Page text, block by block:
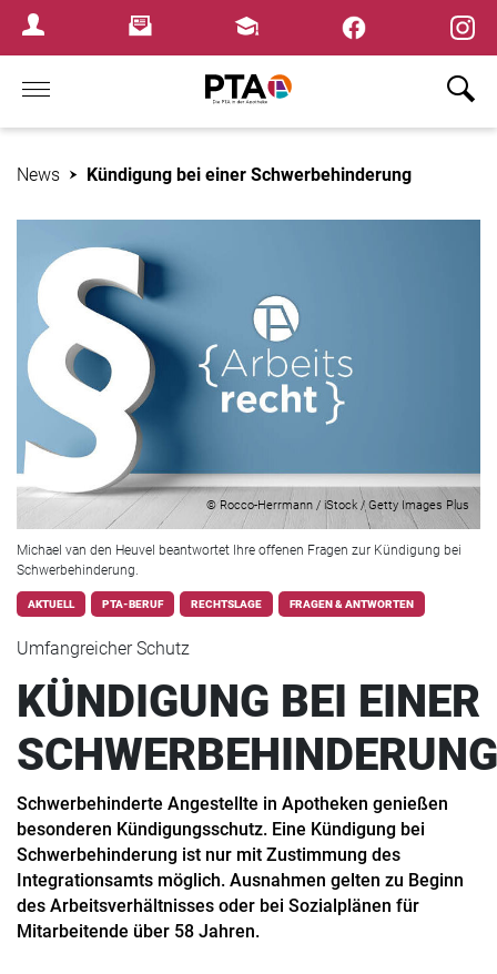
Login MenuNewsletterFortbildungen
Home
News Kündigung bei einer Schwerbehinderung
© Rocco-Herrmann / iStock / Getty Images Plus
Michael van den Heuvel beantwortet Ihre offenen Fragen zur Kündigung bei
Schwerbehinderung.
AKTUELL PTA-BERUF RECHTSLAGE FRAGEN & ANTWORTEN
Umfangreicher Schutz
KÜNDIGUNG BEI EINER
SCHWERBEHINDERUNG
Schwerbehinderte Angestellte in Apotheken genießen
besonderen Kündigungsschutz. Eine Kündigung bei
Schwerbehinderung ist nur mit Zustimmung des
Integrationsamts möglich. Ausnahmen gelten zu Beginn
des Arbeitsverhältnisses oder bei Sozialplänen für
Mitarbeitende über 58 Jahren.
×